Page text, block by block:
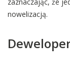
nowelizacją.